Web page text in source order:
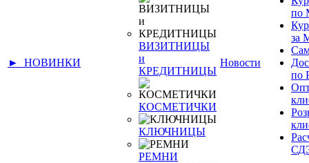
► НОВИНКИ
ВИЗИТНИЦЫ
и
КРЕДИТНИЦЫ
КОСМЕТИЧКИ
КЛЮЧНИЦЫ
РЕМНИ
Новости
по
за
по